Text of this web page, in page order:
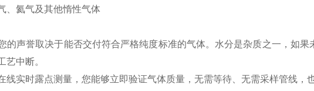
、氦气及其他惰性气体
的声誉取决于能否交付符合严格纯度标准的气体。水分是杂质之一，如果
艺中断。
线实时露点测量，您能够立即验证气体质量，无需等待、无需采样管线，